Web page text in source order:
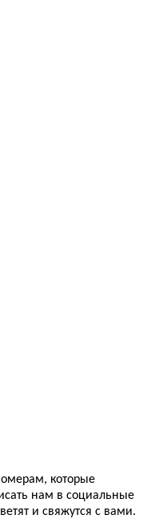
которые
нам в социальные
и свяжутся с вами.